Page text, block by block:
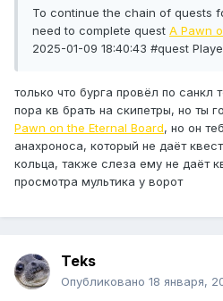
To continue the chain of quests
need to complete quest A Pawn
2025-01-09 18:40:43 #quest
только что бурга провёл по
пора кв брать на скипетры, но ты
Pawn on the Eternal Board, но он
анахроноса, который не даёт
кольца, также слеза ему не даёт
просмотра мультика у ворот
Teks
Опубликовано 18 января,